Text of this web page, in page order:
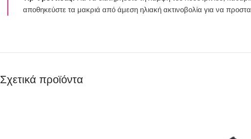
αποθηκεύστε τα μακριά από άμεση ηλιακή ακτινοβολία για να
Σχετικά προϊόντα